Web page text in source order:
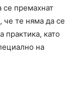
се премахнат
че те няма да се
практика, като
на